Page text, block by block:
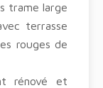
trame large
terrasse
rouges de
rénové et